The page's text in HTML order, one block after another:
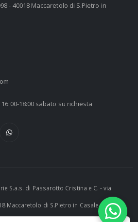
- 40018 Maccaretolo di S.Pietro in
16:00-18:00 sabato su richiesta
S.a.s. di Passarotto Cristina e C. - via
Maccaretolo di S.Pietro in Casale (BO) -